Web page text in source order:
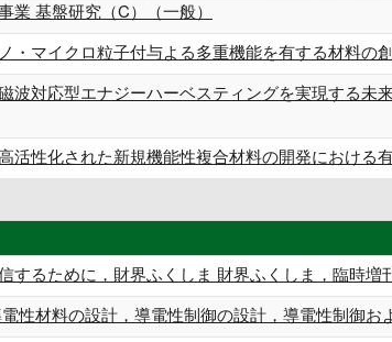
業 基盤研究（C）（一般）
・マイクロ粒子付与よる多重機能を有する材料の
波対応型エナジーハーベスティングを実現する
活性化された新規機能性複合材料の開発における
するために，財界ふくしま 財界ふくしま，臨時増
性材料の設計，導電性制御の設計，導電性制御お